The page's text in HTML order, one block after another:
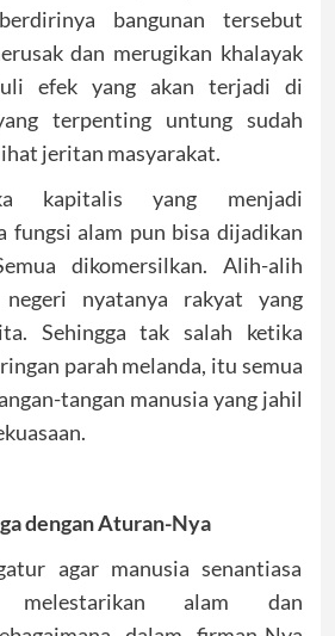
bangunan tersebut
dan merugikan khalayak
efek yang akan terjadi di
terpenting untung sudah
jeritan masyarakat.
kapitalis yang menjadi
fungsi alam pun bisa dijadikan
dikomersilkan. Alih-alih
nyatanya rakyat yang
Sehingga tak salah ketika
parah melanda, itu semua
tangan manusia yang jahil
dengan Aturan-Nya
agar manusia senantiasa
melestarikan alam dan